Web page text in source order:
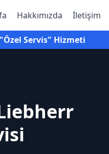
Hakkımızda İletişim
Servis" Hizmeti